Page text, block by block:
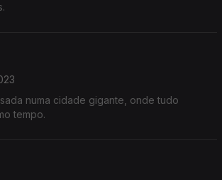
numa cidade gigante, onde tudo
tempo.